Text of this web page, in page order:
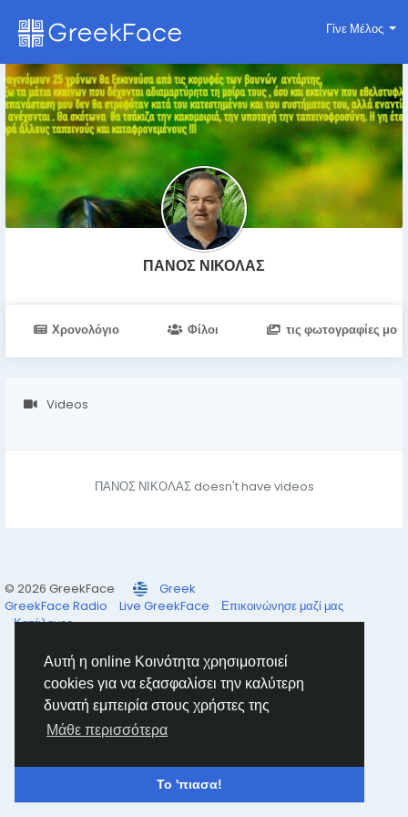
Αυτή η online Κοινότητα χρησιμοποιεί
cookies για να εξασφαλίσει την καλύτερη
δυνατή εμπειρία στους χρήστες της
Μάθε περισσότερα
Το 'πιασα!
Γίνε Μέλος
ΠΑΝΟΣ ΝΙΚΟΛΑΣ
Χρονολόγιο Φίλοι τις φωτογραφίες μου
Videos
ΠΑΝΟΣ ΝΙΚΟΛΑΣ doesn't have videos
© 2026 GreekFace
Greek
GreekFace Radio
Live GreekFace
Επικοινώνησε μαζί μας
Κατάλογος